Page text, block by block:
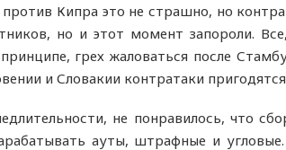
против Кипра это не страшно, но
но и этот момент запороли.
грех жаловаться после
и Словакии контратаки
не понравилось, что
ауты, штрафные и